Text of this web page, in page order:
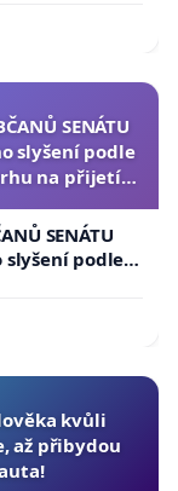
SENÁTU
slyšení podle
na přijetí
SENÁTU
slyšení podle §
přijetí
kvůli
až přibydou